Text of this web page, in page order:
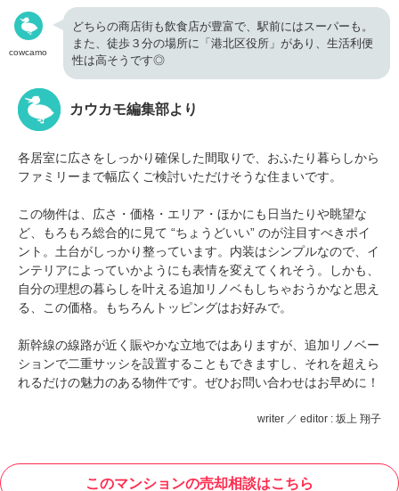
cowcamo
どちらの商店街も飲食店が豊富で、駅前にはスーパーも。
また、徒歩３分の場所に「港北区役所」があり、生活利便
性は高そうです◎
カウカモ編集部より
各居室に広さをしっかり確保した間取りで、おふたり暮らしから
ファミリーまで幅広くご検討いただけそうな住まいです。
この物件は、広さ・価格・エリア・ほかにも日当たりや眺望な
ど、もろもろ総合的に見て “ちょうどいい” のが注目すべきポイ
ント。土台がしっかり整っています。内装はシンプルなので、イ
ンテリアによっていかようにも表情を変えてくれそう。しかも、
自分の理想の暮らしを叶える追加リノベもしちゃおうかなと思え
る、この価格。もちろんトッピングはお好みで。
新幹線の線路が近く賑やかな立地ではありますが、追加リノベー
ションで二重サッシを設置することもできますし、それを超えら
れるだけの魅力のある物件です。ぜひお問い合わせはお早めに！
writer ／ editor : 坂上 翔子
このマンションの売却相談はこちら